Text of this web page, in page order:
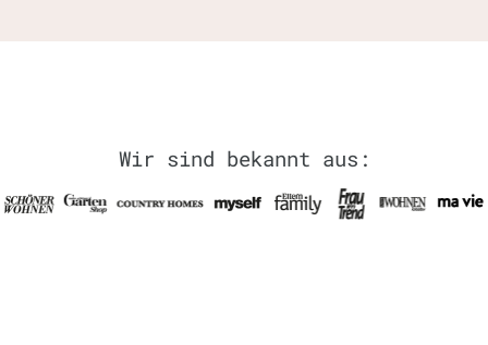
Wir sind bekannt aus: